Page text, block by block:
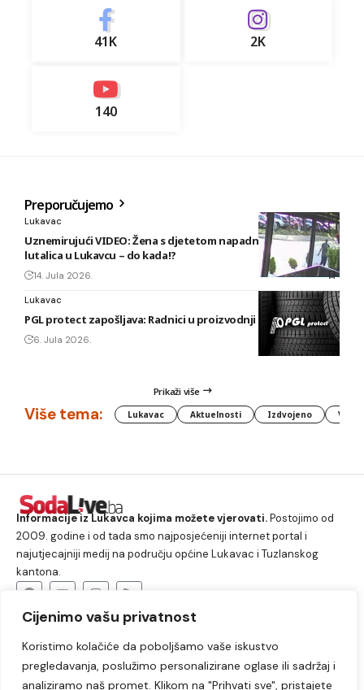
Cijenimo vašu privatnost
Koristimo kolačiće da poboljšamo vaše iskustvo
pregledavanja, poslužimo personalizirane oglase ili sadržaj i
analiziramo naš promet. Klikom na "Prihvati sve", pristajete
41K 2K
140
Preporučujemo
Lukavac
Uznemirujući VIDEO: Žena s djetetom napadnuta od pasa
lutalica u Lukavcu – do kada!?
14. Jula 2026.
Lukavac
PGL protect zapošljava: Radnici u proizvodnji i vulkanizeri
6. Jula 2026.
Prikaži više
Više tema: Lukavac Aktuelnosti Izdvojeno
Informacije iz Lukavca kojima možete vjerovati.Postojimo od
2009. godine i od tada smo najposjećeniji internet portal i
najutjecajniji medij na području općine Lukavac i Tuzlanskog
kantona.
Lukavac Društvo Crna hronika
Sport
Kultura
Kolumne Slobodno vrijeme